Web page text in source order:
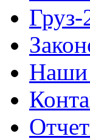
Груз-
Наши